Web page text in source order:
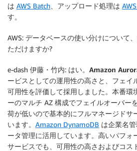
は AWS Batch 、アップロード処理は
す。
AWS: データベースの使い分けについて
ただけますか?
e-dash 伊藤・竹内: はい。 Amazon
ービスとしての運用性の高さと、フェイ
可用性を評価して採用 しました。本番環
ーのマルチ AZ 構成でフェイルオーバー
荷が低いので基本的にフルマネージドサ
います。 Amazon DynamoDB は企業名
ータ管理に活用しています。高いパフォ
サービスでも、可用性の高さおよびコス